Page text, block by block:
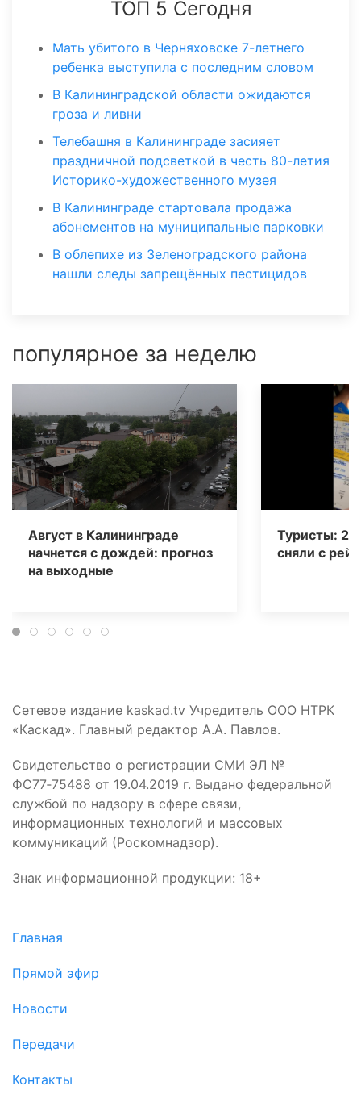
ТОП 5 Сегодня
Мать убитого в Черняховске 7-летнего
ребенка выступила с последним словом
В Калининградской области ожидаются
гроза и ливни
Телебашня в Калининграде засияет
праздничной подсветкой в честь 80-летия
Историко-художественного музея
В Калининграде стартовала продажа
абонементов на муниципальные парковки
В облепихе из Зеленоградского района
нашли следы запрещённых пестицидов
популярное за неделю
Август в Калининграде
начнется с дождей: прогноз
на выходные
Туристы: 20
сняли с
Сетевое издание kaskad.tv Учредитель ООО НТРК
«Каскад». Главный редактор А.А. Павлов.
Свидетельство о регистрации СМИ ЭЛ №
ФС77‑75488 от 19.04.2019 г. Выдано федеральной
службой по надзору в сфере связи,
информационных технологий и массовых
коммуникаций (Роскомнадзор).
Знак информационной продукции: 18+
Главная
Прямой эфир
Новости
Передачи
Контакты